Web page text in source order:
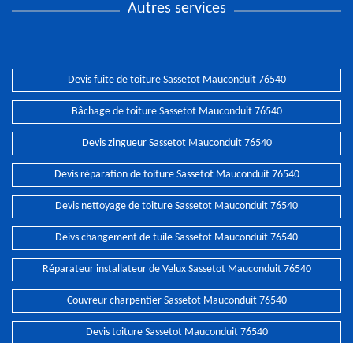
Autres services
Devis fuite de toiture Sassetot Mauconduit 76540
Bâchage de toiture Sassetot Mauconduit 76540
Devis zingueur Sassetot Mauconduit 76540
Devis réparation de toiture Sassetot Mauconduit 76540
Devis nettoyage de toiture Sassetot Mauconduit 76540
Deivs changement de tuile Sassetot Mauconduit 76540
Réparateur installateur de Velux Sassetot Mauconduit 76540
Couvreur charpentier Sassetot Mauconduit 76540
Devis toiture Sassetot Mauconduit 76540